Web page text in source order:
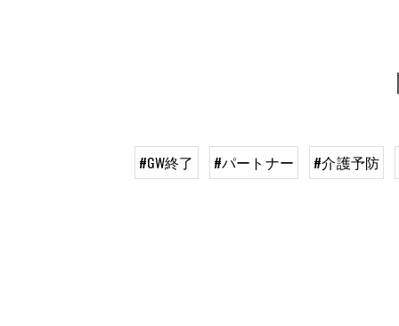
#GW終了 #パートナー #介護予防